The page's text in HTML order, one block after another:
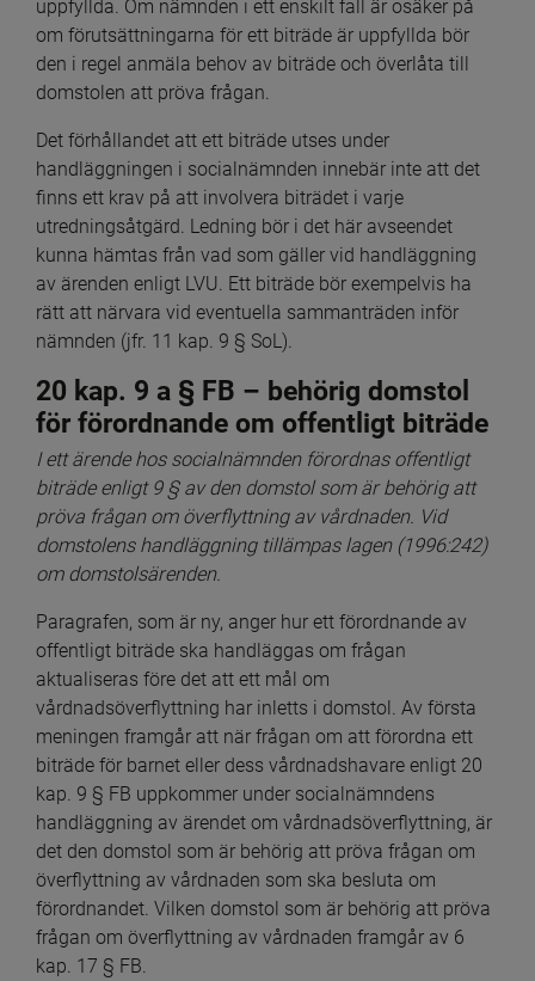
uppfyllda. Om nämnden i ett enskilt fall är osäker på
om förutsättningarna för ett biträde är uppfyllda bör
den i regel anmäla behov av biträde och överlåta till
domstolen att pröva frågan.
Det förhållandet att ett biträde utses under
handläggningen i socialnämnden innebär inte att det
finns ett krav på att involvera biträdet i varje
utredningsåtgärd. Ledning bör i det här avseendet
kunna hämtas från vad som gäller vid handläggning
av ärenden enligt LVU. Ett biträde bör exempelvis ha
rätt att närvara vid eventuella sammanträden inför
nämnden (jfr. 11 kap. 9 § SoL).
20 kap. 9 a § FB – behörig domstol
för förordnande om offentligt biträde
I ett ärende hos socialnämnden förordnas offentligt
biträde enligt 9 § av den domstol som är behörig att
pröva frågan om överflyttning av vårdnaden. Vid
domstolens handläggning tillämpas lagen (1996:242)
om domstolsärenden.
Paragrafen, som är ny, anger hur ett förordnande av
offentligt biträde ska handläggas om frågan
aktualiseras före det att ett mål om
vårdnadsöverflyttning har inletts i domstol. Av första
meningen framgår att när frågan om att förordna ett
biträde för barnet eller dess vårdnadshavare enligt 20
kap. 9 § FB uppkommer under socialnämndens
handläggning av ärendet om vårdnadsöverflyttning, är
det den domstol som är behörig att pröva frågan om
överflyttning av vårdnaden som ska besluta om
förordnandet. Vilken domstol som är behörig att pröva
frågan om överflyttning av vårdnaden framgår av 6
kap. 17 § FB.